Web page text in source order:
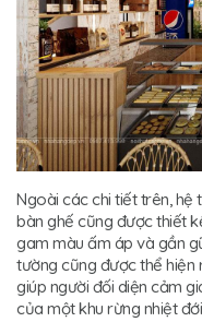
Ngoài các chi tiết trên, hệ
bàn ghế cũng được thiết
gam màu ấm áp và gần
tường cũng được thể hiện
giúp người đối diện cảm
của một khu rừng nhiệt